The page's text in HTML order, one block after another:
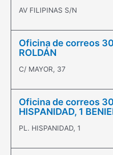
AV FILIPINAS S/N
Oficina de correos
ROLDÁN
C/ MAYOR, 37
Oficina de correos
HISPANIDAD, 1
PL. HISPANIDAD, 1